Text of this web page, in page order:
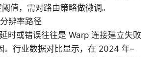
值，需对路由策略做微调。
辨率路径
时或错误往往是 Warp 连接建立失败
。行业数据对比显示，在 2024 年–